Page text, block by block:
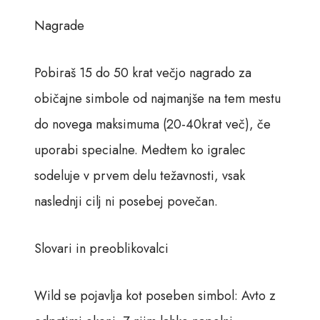
Nagrade
Pobiraš 15 do 50 krat večjo nagrado za
običajne simbole od najmanjše na tem mestu
do novega maksimuma (20-40krat več), če
uporabi specialne. Medtem ko igralec
sodeluje v prvem delu težavnosti, vsak
naslednji cilj ni posebej povečan.
Slovari in preoblikovalci
Wild se pojavlja kot poseben simbol: Avto z